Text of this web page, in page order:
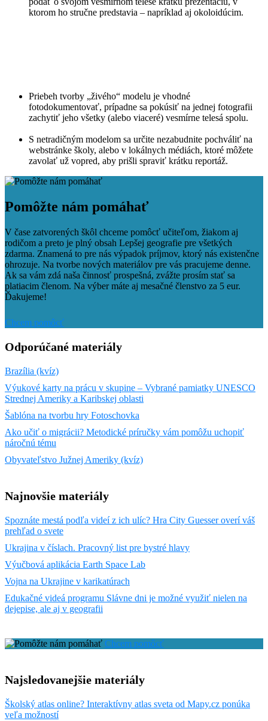
ktorom ho stručne predstavia – napríklad aj okoloidúcim.
Priebeh tvorby „živého“ modelu je vhodné
fotodokumentovať, prípadne sa pokúsiť na jednej fotografii
zachytiť jeho všetky (alebo viaceré) vesmírne telesá spolu.
S netradičným modelom sa určite nezabudnite pochváliť na
webstránke školy, alebo v lokálnych médiách, ktoré môžete
zavolať už vopred, aby prišli spraviť krátku reportáž.
Facebook
Tweet
Linkedin
Pomôžte nám pomáhať
V čase zatvorených škôl chceme pomôcť učiteľom, žiakom aj
rodičom a preto je plný obsah Lepšej geografie pre všetkých
zdarma. Znamená to pre nás výpadok príjmov, ktorý nás existenčne
ohrozuje. Na tvorbe nových materiálov pre vás pracujeme denne.
Ak sa vám zdá naša činnosť prospešná, zvážte prosím stať sa
platiacim členom. Na výber máte aj mesačné členstvo za 5 eur.
Ďakujeme!
Chcem pomôcť
Odporúčané materiály
Brazília (kvíz)
Výukové karty na prácu v skupine – Vybrané pamiatky UNESCO
Strednej Ameriky a Karibskej oblasti
Šablóna na tvorbu hry Fotoschovka
Ako učiť o migrácii? Metodické príručky vám pomôžu uchopiť
náročnú tému
Obyvateľstvo Južnej Ameriky (kvíz)
Najnovšie materiály
Spoznáte mestá podľa videí z ich ulíc? Hra City Guesser overí váš
prehľad o svete
Ukrajina v číslach. Pracovný list pre bystré hlavy
Výučbová aplikácia Earth Space Lab
Vojna na Ukrajine v karikatúrach
Edukačné videá programu Slávne dni je možné využiť nielen na
dejepise, ale aj v geografii
Chcem pomôcť
Najsledovanejšie materiály
Školský atlas online? Interaktívny atlas sveta od Mapy.cz ponúka
veľa možností